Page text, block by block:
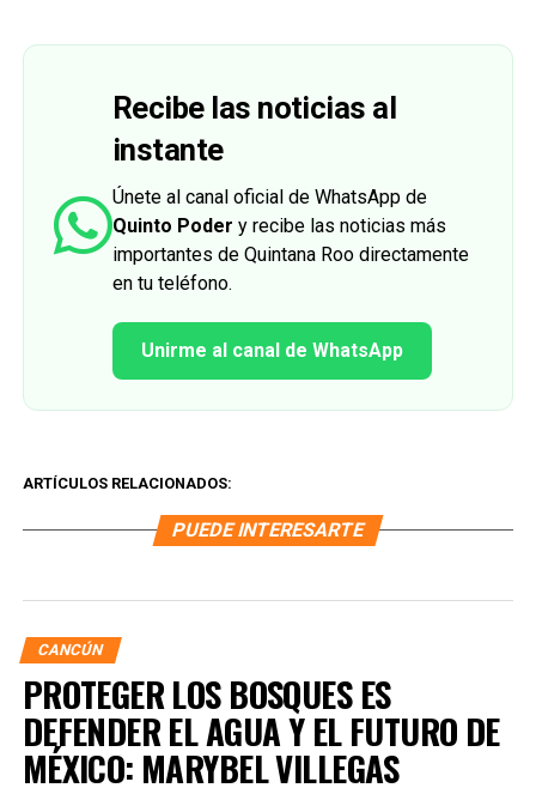
Recibe las noticias al
instante
Únete al canal oficial de WhatsApp de
Quinto Poder y recibe las noticias más
importantes de Quintana Roo directamente
en tu teléfono.
Unirme al canal de WhatsApp
ARTÍCULOS RELACIONADOS:
PUEDE INTERESARTE
CANCÚN
PROTEGER LOS BOSQUES ES
DEFENDER EL AGUA Y EL FUTURO DE
MÉXICO: MARYBEL VILLEGAS